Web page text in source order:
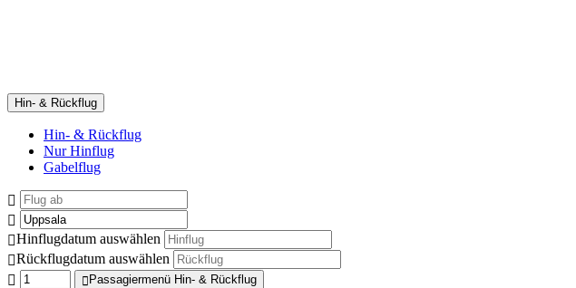
Hin- & Rückflug
Hin- & Rückflug
Nur Hinflug
Gabelflug
Hinflugdatum auswählen
Rückflugdatum auswählen
Passagiermenü Hin- & Rückflug